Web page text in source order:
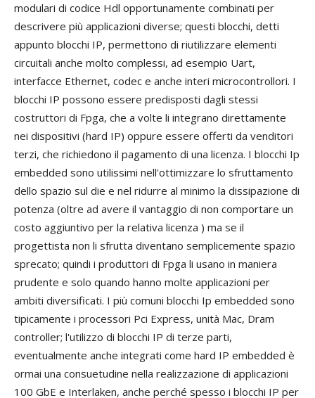
modulari di codice Hdl opportunamente combinati per
descrivere più applicazioni diverse; questi blocchi, detti
appunto blocchi IP, permettono di riutilizzare elementi
circuitali anche molto complessi, ad esempio Uart,
interfacce Ethernet, codec e anche interi microcontrollori. I
blocchi IP possono essere predisposti dagli stessi
costruttori di Fpga, che a volte li integrano direttamente
nei dispositivi (hard IP) oppure essere offerti da venditori
terzi, che richiedono il pagamento di una licenza. I blocchi Ip
embedded sono utilissimi nell'ottimizzare lo sfruttamento
dello spazio sul die e nel ridurre al minimo la dissipazione di
potenza (oltre ad avere il vantaggio di non comportare un
costo aggiuntivo per la relativa licenza ) ma se il
progettista non li sfrutta diventano semplicemente spazio
sprecato; quindi i produttori di Fpga li usano in maniera
prudente e solo quando hanno molte applicazioni per
ambiti diversificati. I più comuni blocchi Ip embedded sono
tipicamente i processori Pci Express, unità Mac, Dram
controller; l'utilizzo di blocchi IP di terze parti,
eventualmente anche integrati come hard IP embedded è
ormai una consuetudine nella realizzazione di applicazioni
100 GbE e Interlaken, anche perché spesso i blocchi IP per